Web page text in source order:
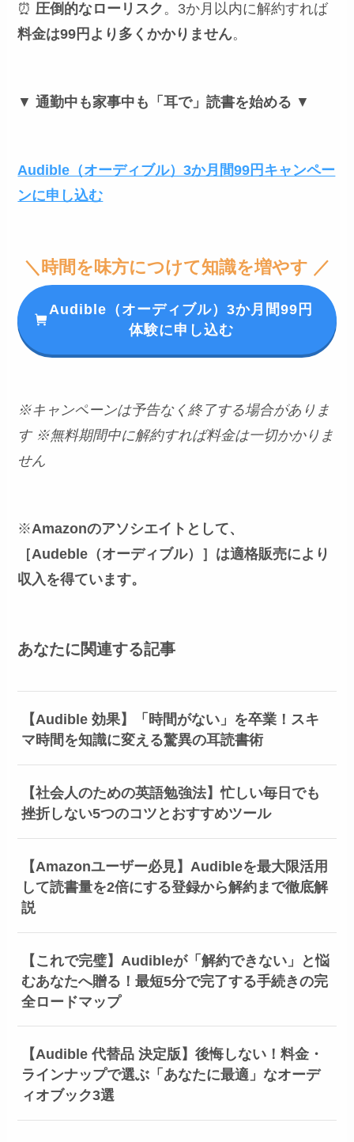
⏰圧倒的なローリスク 。3か月以内に解約すれば
料金は99円より多くかかりません。
▼通勤中も家事中も「耳で」読書を始める ▼
Audible（オーディブル）3か月間99円キャンペー
ンに申し込む
＼時間を味方につけて知識を増やす ／
Audible（オーディブル）3か月間99円
体験に申し込む
※キャンペーンは予告なく終了する場合がありま
す ※無料期間中に解約すれば料金は一切かかりま
せん
※Amazonのアソシエイトとして、
［Audeble（オーディブル）］は適格販売により
収入を得ています。
あなたに関連する記事
【Audible 効果】「時間がない」を卒業！スキ
マ時間を知識に変える驚異の耳読書術
【社会人のための英語勉強法】忙しい毎日でも
挫折しない5つのコツとおすすめツール
【Amazonユーザー必見】Audibleを最大限活用
して読書量を2倍にする登録から解約まで徹底解
説
【これで完璧】Audibleが「解約できない」と悩
むあなたへ贈る！最短5分で完了する手続きの完
全ロードマップ
【Audible 代替品 決定版】後悔しない！料金・
ラインナップで選ぶ「あなたに最適」なオーデ
ィオブック3選